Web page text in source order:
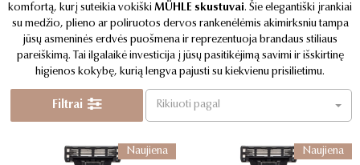
komfortą, kurį suteikia vokiški MÜHLE skustuvai. Šie elegantiški įrankiai
su medžio, plieno ar poliruotos dervos rankenėlėmis akimirksniu tampa
jūsų asmeninės erdvės puošmena ir reprezentuoja brandaus stiliaus
pareiškimą. Tai ilgalaikė investicija į jūsų pasitikėjimą savimi ir išskirtinę
higienos kokybę, kurią lengva pajusti su kiekvienu prisilietimu.
Filtrai Rikiuoti pagal
Naujiena Naujiena